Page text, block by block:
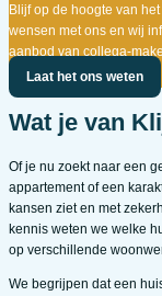
Blijf op de hoogte van
wensen met ons en wij
aanbod van collega-
Laat het ons weten
Wat je van
Of je nu zoekt naar een
appartement of een
kansen ziet en met
kennis weten we welke
op verschillende
We begrijpen dat een